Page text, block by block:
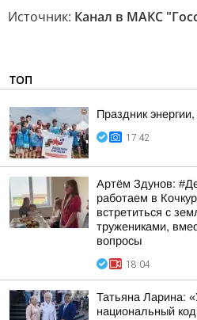
Источник: Канал в МАКС
ТОП
Праздник
17:42
Артём Здунов:
работаем в
встретиться с
тружениками,
вопросы
18:04
Татьяна Ларина:
национальный